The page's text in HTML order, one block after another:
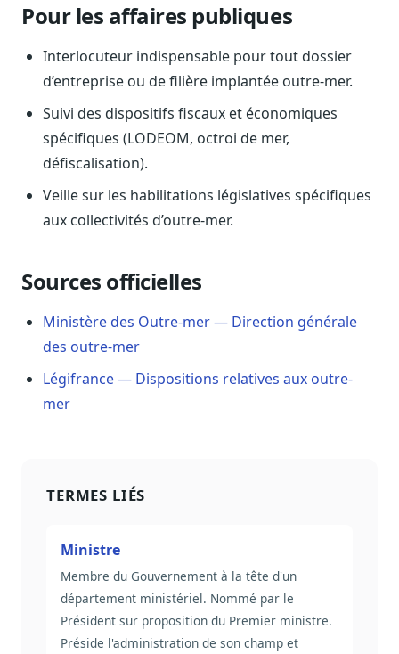
17 guides sur le Parlement, la procédure, le plaidoyer
Blog & Podcast Hémicycle
Lexique parlementaire
1027 termes expliqués
Glossaire affaires publiques
Lexique par thème métier
23 flux indexés
Le changelog mensuel
Ils utilisent Legiwatch
Public Sénat, ONG, cabinets
Méthode, valeurs et équipe
Charte IA
Hébergement européen, RGPD
Pour les affaires publiques
Interlocuteur indispensable pour tout dossier
d’entreprise ou de filière implantée outre-mer.
Suivi des dispositifs fiscaux et économiques
spécifiques (LODEOM, octroi de mer,
défiscalisation).
Veille sur les habilitations législatives spécifiques
aux collectivités d’outre-mer.
Sources officielles
Ministère des Outre-mer — Direction générale
des outre-mer
Légifrance — Dispositions relatives aux outre-
mer
TERMES LIÉS
Ministre
Membre du Gouvernement à la tête d'un
département ministériel. Nommé par le
Président sur proposition du Premier ministre.
Préside l'administration de son champ et